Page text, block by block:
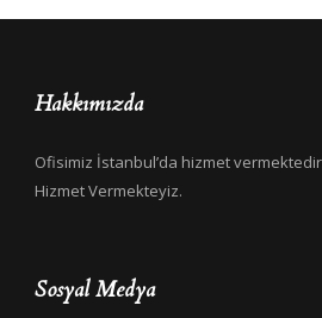
Hakkımızda
Ofisimiz İstanbul’da hizmet
Hizmet Vermekteyiz.
Sosyal Medya